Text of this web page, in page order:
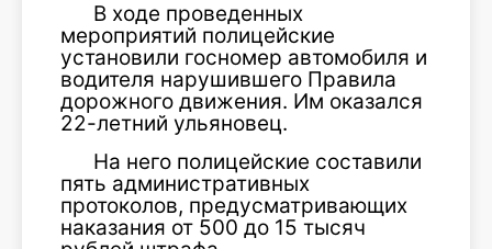
В ходе проведенных
мероприятий полицейские
установили госномер автомобиля и
водителя нарушившего Правила
дорожного движения. Им оказался
22-летний ульяновец.
На него полицейские составили
пять административных
протоколов, предусматривающих
наказания от 500 до 15 тысяч